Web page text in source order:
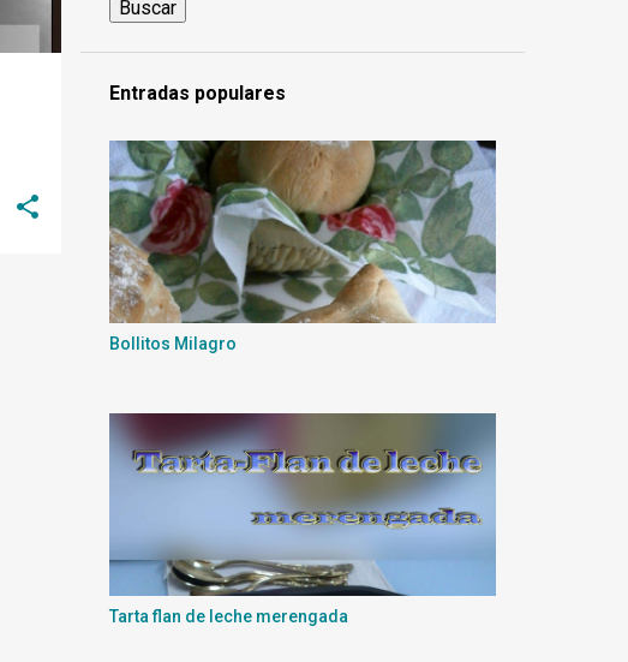
Entradas populares
Bollitos Milagro
Tarta flan de leche merengada